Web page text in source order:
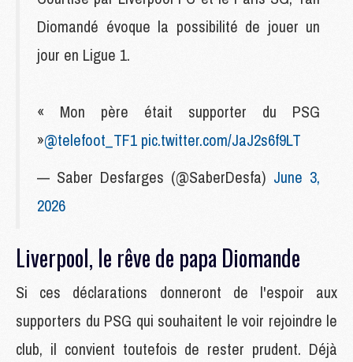
Diomandé évoque la possibilité de jouer un
jour en Ligue 1.
« Mon père était supporter du PSG
»@telefoot_TF1 pic.twitter.com/JaJ2s6f9LT
— Saber Desfarges (@SaberDesfa) June 3,
2026
Liverpool, le rêve de papa Diomande
Si ces déclarations donneront de l'espoir aux
supporters du PSG qui souhaitent le voir rejoindre le
club, il convient toutefois de rester prudent. Déjà